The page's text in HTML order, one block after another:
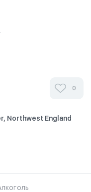
0
Northwest England